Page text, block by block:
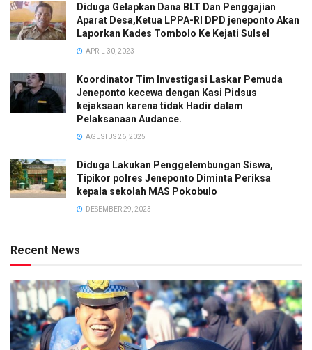
Diduga Gelapkan Dana BLT Dan Penggajian
Aparat Desa,Ketua LPPA-RI DPD jeneponto Akan
Laporkan Kades Tombolo Ke Kejati Sulsel
APRIL 30, 2023
Koordinator Tim Investigasi Laskar Pemuda
Jeneponto kecewa dengan Kasi Pidsus
kejaksaan karena tidak Hadir dalam
Pelaksanaan Audance.
AGUSTUS 26, 2025
Diduga Lakukan Penggelembungan Siswa,
Tipikor polres Jeneponto Diminta Periksa
kepala sekolah MAS Pokobulo
DESEMBER 29, 2023
Recent News